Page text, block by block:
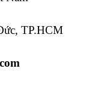
TP.HCM